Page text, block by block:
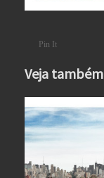
Pin It
Veja também